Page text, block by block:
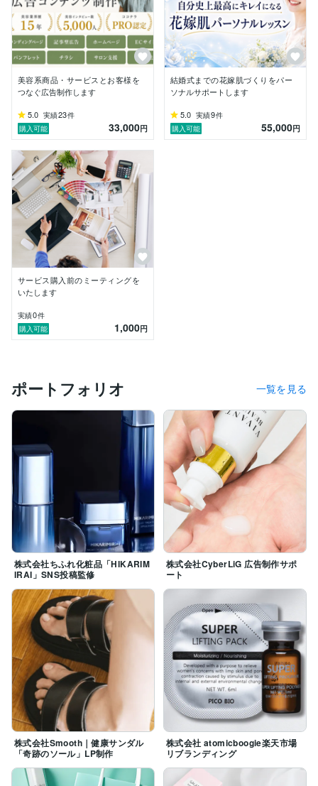
【実績】
・株式会社ちふれ化粧品「HIKARIMIRAI」SNS投稿監
修
・サイバーエージェントグループ関連企業様担当
・レビュー数1,800件・評価4.5の化粧品ブランド楽天市
場コンテンツ制作
・大手ヘアカラー専門店メールマガジン制作
ージを制作
・大手美容医療クリニックのオウンドメディアコラム制
作
・記事型広告制作80件以上
・中学校にて外部講師として授業を担当
https://coconala.com/users/2261011/portfolios
【ご依頼いただけること】
商品やサービスのブランディング支援から、コンテンツ
の設計、構成、文章、デザイン、入稿、完成、運用まで
担当します。
「どのように認知を広げたらよいか」「集客のために何
いう段階からのご相談も可能です。
・適した媒体や導線の提案
・コンテンツ全体の構成
・薬機法など各種法律に配慮したライティング
・セールスライティング
・Canvaを使用したデザイン
・WordPress、Squad beyondなどへの入稿
・デザイナーとの進行　など
▶Web媒体
ランディングページ/記事型広告/ホームページ/SNS/Am
azon商品ページ/楽天市場商品ページ/EC/メルマガ/ステ
ップメール/オウンドメディア/バナー/ブランドストーリ
ー/インタビューなど
▶紙媒体
パンフレット/チラシ/店内POP/リーフレット/会報誌/営
業資料/展示会資料/スタッフ向け資料/商品同梱物など
▶使用ツール
Canva/Googleドキュメント/WordPress/Squad beyond/
Figma/STUDIO/ペライチ/UTAGEなど
ご要望に合わせて対応します。お気軽にご相談くださ
い。
美容系商品・サービスとお客様を
つなぐ広告制作します
5.0 実績23件
購入可能
33,000円
結婚式までの花嫁肌づくりをパー
ソナルサポートします
5.0 実績9件
購入可能
55,000円
サービス購入前のミーティングを
いたします
実績0件
購入可能
1,000円
ポートフォリオ 一覧を見る
株式会社ちふれ化粧品「HIKARIM
IRAI」SNS投稿監修
株式会社CyberLiG 広告制作サポ
ート
株式会社Smooth｜健康サンダル
「奇跡のソール」LP制作
株式会社 atomicboogie楽天市場
リブランディング